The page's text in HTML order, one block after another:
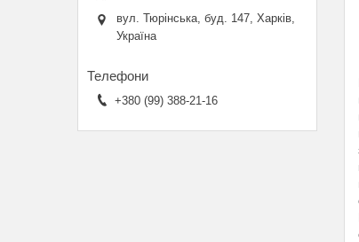
вул. Тюрінська, буд. 147, Харків,
Україна
+380 (99) 388-21-16